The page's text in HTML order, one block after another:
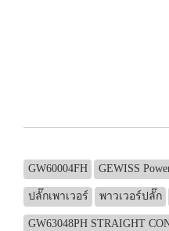
GW60004FH GEWISS
ปลั๊กเพาเวอร์ พาวเวอร์ปลั๊ก
GW63048PH STRAIGHT